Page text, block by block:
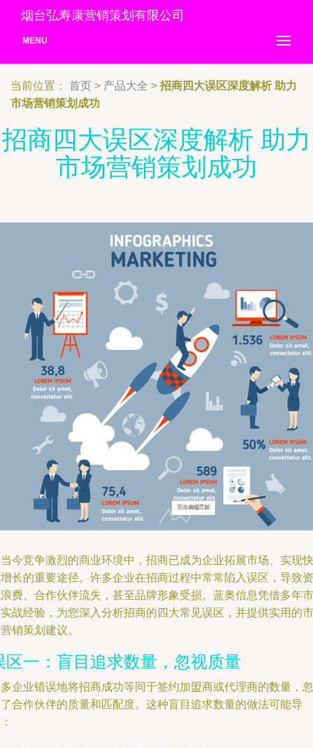
烟台弘寿康营销策划有限公司
MENU
当前位置： 首页 > 产品大全 > 招商四大误区深度解析 助力
市场营销策划成功
招商四大误区深度解析 助力
市场营销策划成功
今竞争激烈的商业环境中，招商已成为企业拓展市场、实现快
长的重要途径。许多企业在招商过程中常常陷入误区，导致资
费、合作伙伴流失，甚至品牌形象受损。蓝奥信息凭借多年市
战经验，为您深入分析招商的四大常见误区，并提供实用的市
销策划建议。
区一：盲目追求数量，忽视质量
企业错误地将招商成功等同于签约加盟商或代理商的数量，忽
合作伙伴的质量和匹配度。这种盲目追求数量的做法可能导